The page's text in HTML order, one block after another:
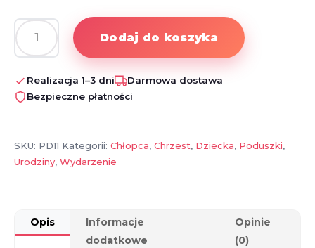
ilość
Poduszka
metryczka
narodzin
dla
dziewczynki
Dodaj do koszyka
Realizacja 1–3 dni
Darmowa dostawa
Bezpieczne płatności
SKU: PD11 Kategorii: Chłopca, Chrzest, Dziecka, Poduszki,
Urodziny, Wydarzenie
Opis
Informacje
dodatkowe
Opinie
(0)